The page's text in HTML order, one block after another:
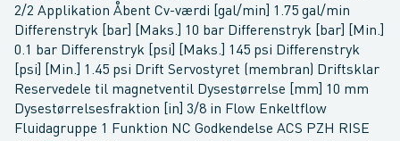
2/2 Applikation Åbent Cv-værdi [gal/min] 1.75 gal/min
Differenstryk [bar] [Maks.] 10 bar Differenstryk [bar] [Min.]
0.1 bar Differenstryk [psi] [Maks.] 145 psi Differenstryk
[psi] [Min.] 1.45 psi Drift Servostyret (membran) Driftsklar
Reservedele til magnetventil Dysestørrelse [mm] 10 mm
Dysestørrelsesfraktion [in] 3/8 in Flow Enkeltflow
Fluidagruppe 1 Funktion NC Godkendelse ACS PZH RISE